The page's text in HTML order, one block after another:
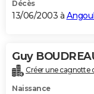
Décès
13/06/2003 à
Guy
Créer une cagnotte
Naissance